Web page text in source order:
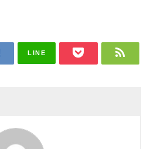
LINE